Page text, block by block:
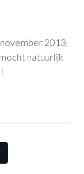
2013,
natuurlijk